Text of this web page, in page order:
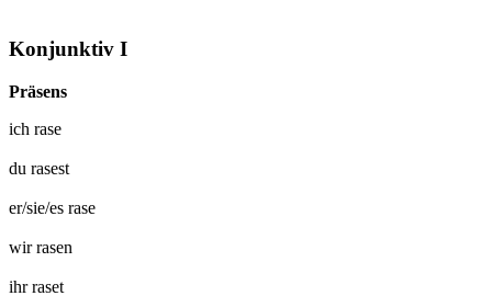
Konjunktiv I
Präsens
ich rase
du rasest
er/sie/es rase
wirrasen
ihrraset